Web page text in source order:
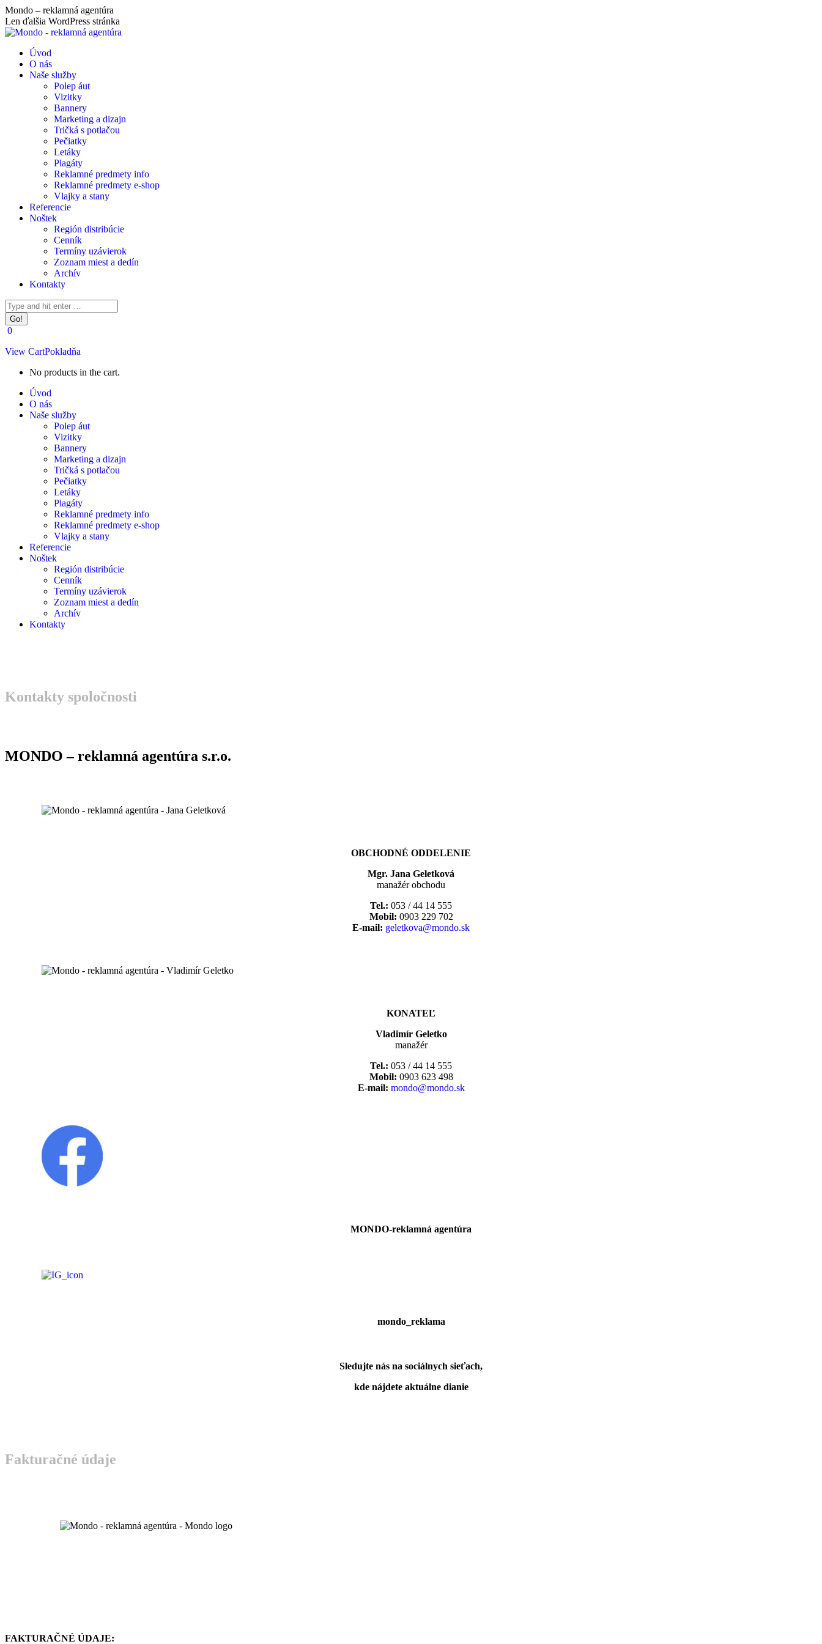
Skip
to
content
Mondo – reklamná agentúra
Len ďalšia WordPress stránka
Úvod
O nás
Naše služby
Polep áut
Vizitky
Bannery
Marketing a dizajn
Tričká s potlačou
Pečiatky
Letáky
Plagáty
Reklamné predmety info
Reklamné predmety e-shop
Vlajky a stany
Referencie
Noštek
Región distribúcie
Cenník
Termíny uzávierok
Zoznam miest a dedín
Archív
Kontakty
Facebook
page
opens
in
new
Instagram
page
opens
in
new
Search:
0
View CartPokladňa
No products in the cart.
Úvod
O nás
Naše služby
Polep áut
Vizitky
Bannery
Marketing a dizajn
Tričká s potlačou
Pečiatky
Letáky
Plagáty
Reklamné predmety info
Reklamné predmety e-shop
Vlajky a stany
Referencie
Noštek
Región distribúcie
Cenník
Termíny uzávierok
Zoznam miest a dedín
Archív
Kontakty
Kontakty spoločnosti
MONDO – reklamná agentúra s.r.o.
OBCHODNÉ ODDELENIE
Mgr. Jana Geletková
manažér obchodu
Tel.: 053 / 44 14 555
Mobil: 0903 229 702
E-mail: geletkova@mondo.sk
KONATEĽ
Vladimír Geletko
manažér
Tel.: 053 / 44 14 555
Mobil: 0903 623 498
E-mail: mondo@mondo.sk
MONDO-reklamná agentúra
mondo_reklama
Sledujte nás na sociálnych sieťach,
kde nájdete aktuálne dianie
Fakturačné údaje
FAKTURAČNÉ ÚDAJE: